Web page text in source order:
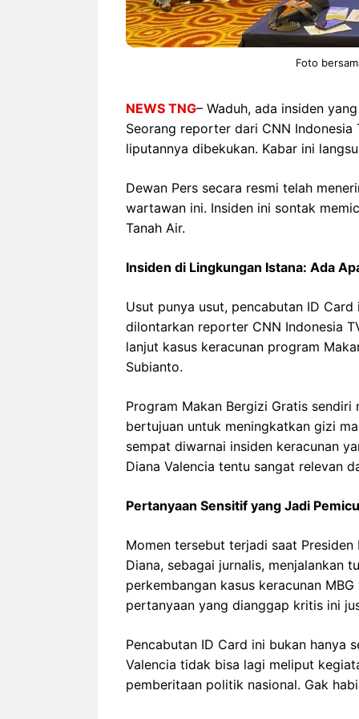
Foto
NEWS TNG– Waduh, ada insiden
Seorang reporter dari CNN
liputannya dibekukan. Kabar ini
Dewan Pers secara resmi telah
wartawan ini. Insiden ini sontak
Tanah Air.
Insiden di Lingkungan Istana: Ada
Usut punya usut, pencabutan ID
dilontarkan reporter CNN Indonesia
lanjut kasus keracunan program
Subianto.
Program Makan Bergizi Gratis
bertujuan untuk meningkatkan gizi
sempat diwarnai insiden keracunan
Diana Valencia tentu sangat relevan
Pertanyaan Sensitif yang Jadi Pemicu
Momen tersebut terjadi saat
Diana, sebagai jurnalis, menjalankan
perkembangan kasus keracunan
pertanyaan yang dianggap kritis ini
Pencabutan ID Card ini bukan hanya
Valencia tidak bisa lagi meliput
pemberitaan politik nasional. Gak